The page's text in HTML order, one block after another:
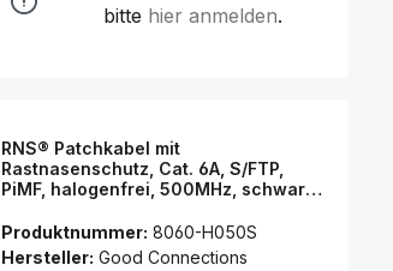
bitte hier anmelden.
RNS® Patchkabel mit
Rastnasenschutz, Cat. 6A, S/FTP,
PiMF, halogenfrei, 500MHz, schwarz,
Produktnummer: 8060-H050S
Hersteller: Good Connections